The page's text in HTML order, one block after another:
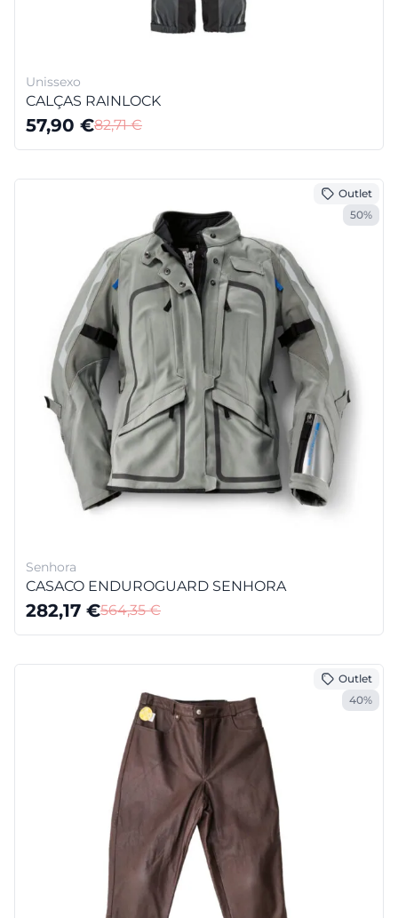
Unissexo
CALÇAS RAINLOCK
57,90 €82,71€
Outlet
50%
Senhora
CASACO ENDUROGUARD SENHORA
282,17 €564,35€
Outlet
40%